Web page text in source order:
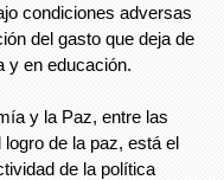
condiciones adversas
del gasto que deja de
y en educación.
y la Paz, entre las
de la paz, está el
de la política